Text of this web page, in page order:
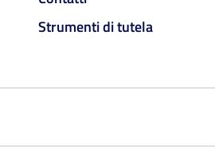
Strumenti di tutela